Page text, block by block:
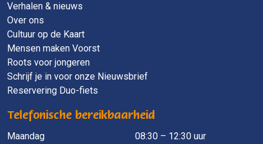
Verhalen & nieuws
Over ons
Cultuur op de Kaart
Mensen maken Voorst
Roots voor jongeren
Schrijf je in voor onze Nieuwsbrief
Reservering Duo-fiets
Telefonische bereikbaarheid
Maandag
​ 08:30 – 12:30 uur